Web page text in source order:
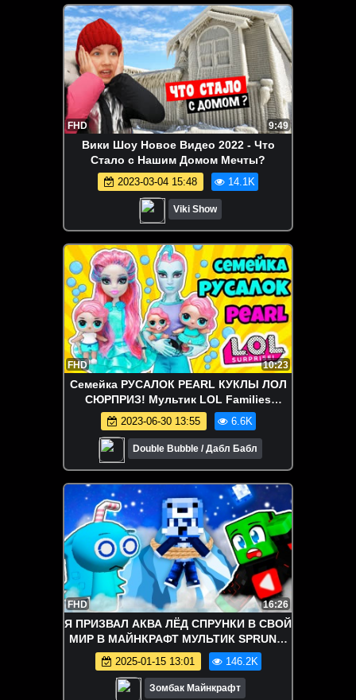
FHD 9:49
Вики Шоу Новое Видео 2022 - Что
Стало с Нашим Домом Мечты?
2023-03-04 15:48 14.1K
Viki Show
FHD 10:23
Семейка РУСАЛОК PEARL КУКЛЫ ЛОЛ
СЮРПРИЗ! Мультик LOL Families
Surprise Распаковка toys for kids
2023-06-30 13:55 6.6K
Double Bubble / Дабл Бабл
FHD 16:26
Я ПРИЗВАЛ АКВА ЛЁД СПРУНКИ В СВОЙ
МИР В МАЙНКРАФТ МУЛЬТИК SPRUNKI
СПРАНКИ
2025-01-15 13:01 146.2K
Зомбак Майнкрафт